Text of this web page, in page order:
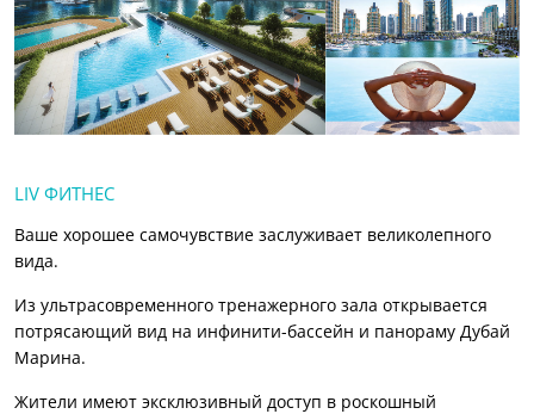
LIV ФИТНЕС
Ваше хорошее самочувствие заслуживает великолепного
вида.
Из ультрасовременного тренажерного зала открывается
потрясающий вид на инфинити-бассейн и панораму Дубай
Марина.
Жители имеют эксклюзивный доступ в роскошный